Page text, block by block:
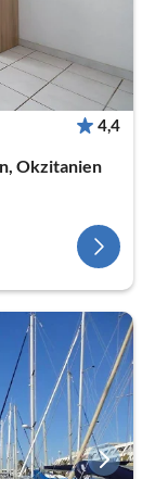
4,4
Okzitanien